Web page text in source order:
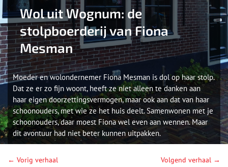
Wol uit Wognum: de
stolpboerderij van Fiona
Mesman
Moeder en wolondernemer Fiona Mesman is dol op haar stolp.
Dat ze er zo fijn woont, heeft ze niet alleen te danken aan
haar eigen doorzettingsvermogen, maar ook aan dat van haar
schoonouders, met wie ze het huis deelt. Samenwonen met je
schoonouders, daar moest Fiona wel even aan wennen. Maar
dit avontuur had niet beter kunnen uitpakken.
← Vorig verhaal Volgend verhaal →